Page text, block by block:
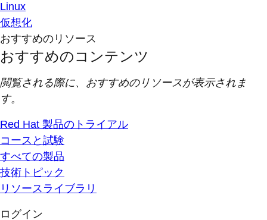
Linux
仮想化
おすすめのリソース
おすすめのコンテンツ
閲覧される際に、おすすめのリソースが表示されま
す。
Red Hat 製品のトライアル
コースと試験
すべての製品
技術トピック
リソースライブラリ
ログイン